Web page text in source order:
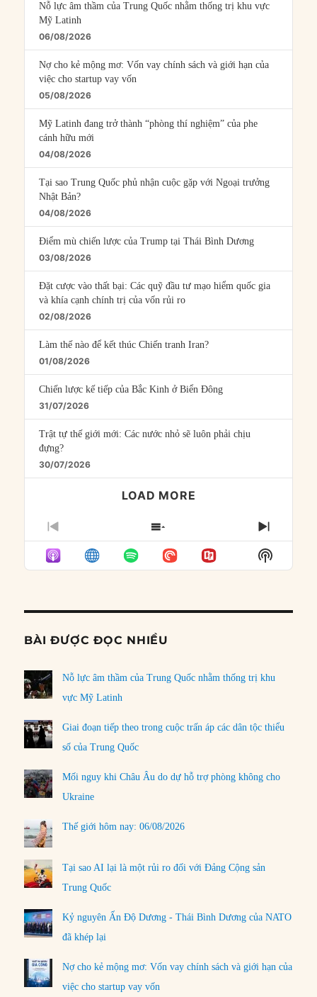
Nỗ lực âm thầm của Trung Quốc nhằm thống trị khu vực
Mỹ Latinh
06/08/2026
Nợ cho kẻ mộng mơ: Vốn vay chính sách và giới hạn của
việc cho startup vay vốn
05/08/2026
Mỹ Latinh đang trở thành “phòng thí nghiệm” của phe
cánh hữu mới
04/08/2026
Tại sao Trung Quốc phủ nhận cuộc gặp với Ngoại trưởng
Nhật Bản?
04/08/2026
Điểm mù chiến lược của Trump tại Thái Bình Dương
03/08/2026
Đặt cược vào thất bại: Các quỹ đầu tư mạo hiểm quốc gia
và khía cạnh chính trị của vốn rủi ro
02/08/2026
Làm thế nào để kết thúc Chiến tranh Iran?
01/08/2026
Chiến lược kế tiếp của Bắc Kinh ở Biển Đông
31/07/2026
Trật tự thế giới mới: Các nước nhỏ sẽ luôn phải chịu
đựng?
30/07/2026
LOAD MORE
PREVIOUS
EPISODE
SHOW
EPISODES
LIST
NEXT
Show
Podcast
BÀI ĐƯỢC ĐỌC NHIỀU
Nỗ lực âm thầm của Trung Quốc nhằm thống trị khu
vực Mỹ Latinh
Giai đoạn tiếp theo trong cuộc trấn áp các dân tộc thiểu
số của Trung Quốc
Mối nguy khi Châu Âu do dự hỗ trợ phòng không cho
Ukraine
Thế giới hôm nay: 06/08/2026
Tại sao AI lại là một rủi ro đối với Đảng Cộng sản
Trung Quốc
Kỷ nguyên Ấn Độ Dương - Thái Bình Dương của NATO
đã khép lại
Nợ cho kẻ mộng mơ: Vốn vay chính sách và giới hạn của
việc cho startup vay vốn